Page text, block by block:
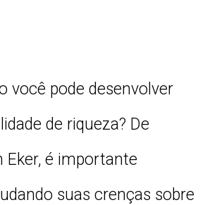
você pode desenvolver
de riqueza? De
Eker, é importante
suas crenças sobre